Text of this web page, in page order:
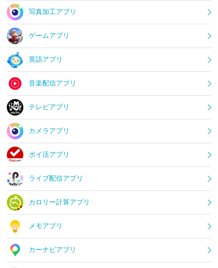
写真加工アプリ
ゲームアプリ
英語アプリ
音楽配信アプリ
テレビアプリ
カメラアプリ
ポイ活アプリ
ライブ配信アプリ
カロリー計算アプリ
メモアプリ
カーナビアプリ